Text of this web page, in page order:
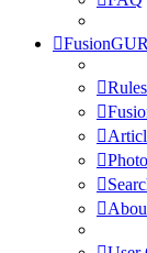
Rules